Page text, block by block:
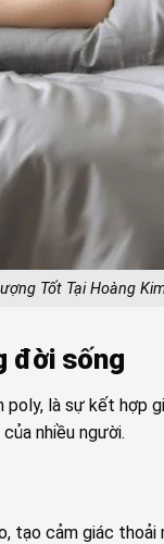
Tốt Tại Hoàng
đời sống
là sự kết hợp
nhiều người.
tạo cảm giác thoải